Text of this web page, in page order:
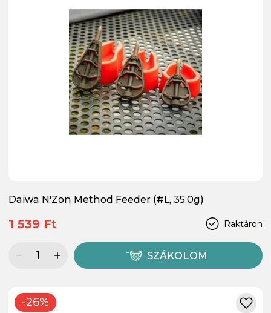
Daiwa N'Zon Method Feeder (#L, 35.0g)
Raktáron
1 539 Ft
SZÁKOLOM
-26%